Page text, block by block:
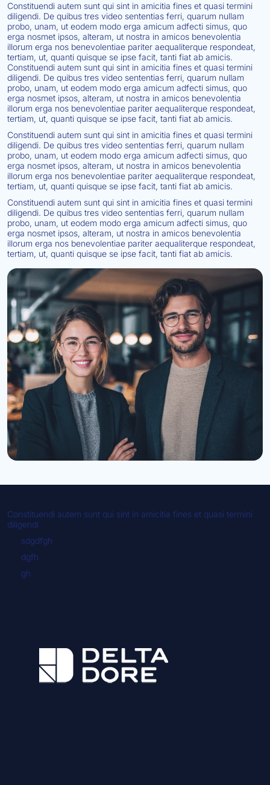
Constituendi autem sunt qui sint in amicitia fines et quasi termini
diligendi. De quibus tres video sententias ferri, quarum nullam
probo, unam, ut eodem modo erga amicum adfecti simus, quo
erga nosmet ipsos, alteram, ut nostra in amicos benevolentia
illorum erga nos benevolentiae pariter aequaliterque respondeat,
tertiam, ut, quanti quisque se ipse facit, tanti fiat ab amicis.
Constituendi autem sunt qui sint in amicitia fines et quasi termini
diligendi. De quibus tres video sententias ferri, quarum nullam
probo, unam, ut eodem modo erga amicum adfecti simus, quo
erga nosmet ipsos, alteram, ut nostra in amicos benevolentia
illorum erga nos benevolentiae pariter aequaliterque respondeat,
tertiam, ut, quanti quisque se ipse facit, tanti fiat ab amicis.
Constituendi autem sunt qui sint in amicitia fines et quasi termini
diligendi. De quibus tres video sententias ferri, quarum nullam
probo, unam, ut eodem modo erga amicum adfecti simus, quo
erga nosmet ipsos, alteram, ut nostra in amicos benevolentia
illorum erga nos benevolentiae pariter aequaliterque respondeat,
tertiam, ut, quanti quisque se ipse facit, tanti fiat ab amicis.
Constituendi autem sunt qui sint in amicitia fines et quasi termini
diligendi. De quibus tres video sententias ferri, quarum nullam
probo, unam, ut eodem modo erga amicum adfecti simus, quo
erga nosmet ipsos, alteram, ut nostra in amicos benevolentia
illorum erga nos benevolentiae pariter aequaliterque respondeat,
tertiam, ut, quanti quisque se ipse facit, tanti fiat ab amicis.
Constituendi autem sunt qui sint in amicitia fines et quasi termini
diligendi
sdgdfgh
dgfh
gh